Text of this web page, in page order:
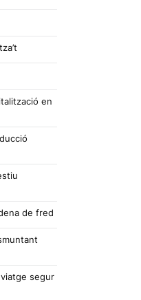
en
de fred
segur